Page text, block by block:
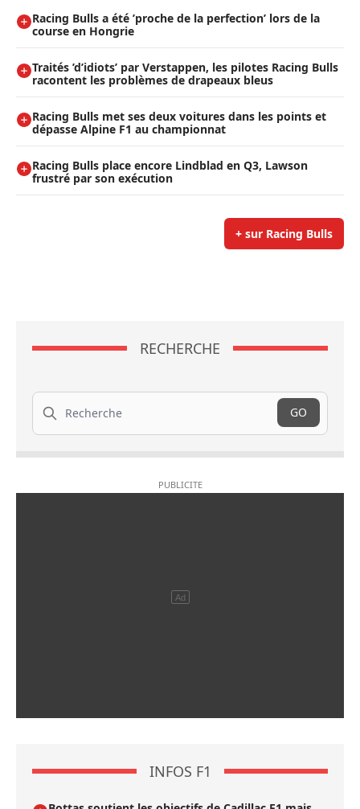
Racing Bulls a été ’proche de la perfection’ lors de la
course en Hongrie
Traités ’d’idiots’ par Verstappen, les pilotes Racing Bulls
racontent les problèmes de drapeaux bleus
Racing Bulls met ses deux voitures dans les points et
dépasse Alpine F1 au championnat
Racing Bulls place encore Lindblad en Q3, Lawson
frustré par son exécution
+ sur Racing Bulls
RECHERCHE
Recherche
GO
INFOS F1